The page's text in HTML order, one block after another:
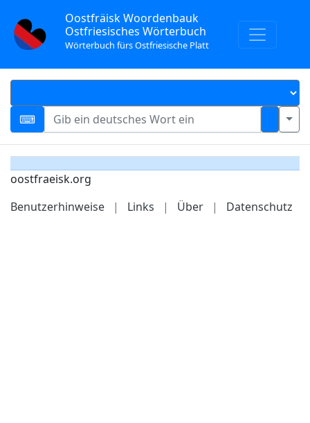
Oostfräisk Woordenbauk
Ostfriesisches Wörterbuch
Wörterbuch fürs Ostfriesische Platt
oostfraeisk.org
Benutzerhinweise
| Links | Über | Datenschutz